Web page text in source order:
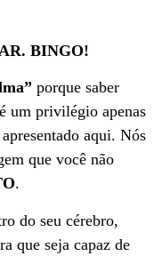
BINGO!
porque saber
um privilégio apenas
aqui. Nós
que você não
.
do seu cérebro,
que seja capaz de